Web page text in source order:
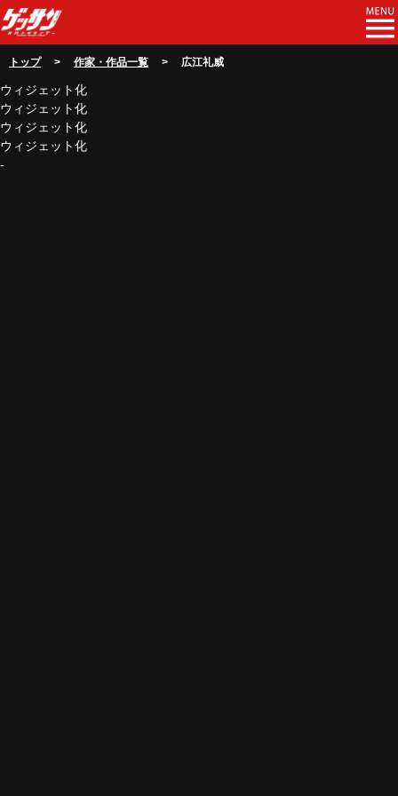
トップ> 作家・作品一覧 > 広江礼威
ウィジェット化
ウィジェット化
ウィジェット化
ウィジェット化
-